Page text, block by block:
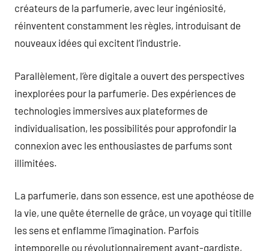
créateurs de la parfumerie, avec leur ingéniosité,
réinventent constamment les règles, introduisant de
nouveaux idées qui excitent l’industrie.
Parallèlement, l’ère digitale a ouvert des perspectives
inexplorées pour la parfumerie. Des expériences de
technologies immersives aux plateformes de
individualisation, les possibilités pour approfondir la
connexion avec les enthousiastes de parfums sont
illimitées.
La parfumerie, dans son essence, est une apothéose de
la vie, une quête éternelle de grâce, un voyage qui titille
les sens et enflamme l’imagination. Parfois
intemporelle ou révolutionnairement avant-gardiste,